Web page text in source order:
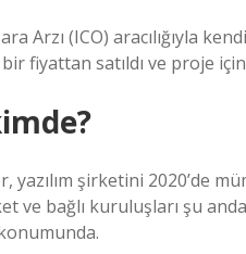
Arzı (ICO) aracılığıyla
fiyattan satıldı ve proje
yazılım şirketini 2020’de
ve bağlı kuruluşları şu